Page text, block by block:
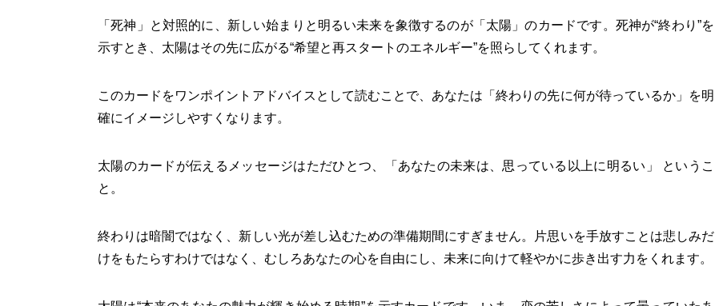
「死神」と対照的に、新しい始まりと明るい未来を象徴するのが「太陽」のカードです。死神が“終わり”を
示すとき、太陽はその先に広がる“希望と再スタートのエネルギー”を照らしてくれます。
このカードをワンポイントアドバイスとして読むことで、あなたは「終わりの先に何が待っているか」を明
確にイメージしやすくなります。
太陽のカードが伝えるメッセージはただひとつ、「あなたの未来は、思っている以上に明るい」 というこ
と。
終わりは暗闇ではなく、新しい光が差し込むための準備期間にすぎません。片思いを手放すことは悲しみだ
けをもたらすわけではなく、むしろあなたの心を自由にし、未来に向けて軽やかに歩き出す力をくれます。